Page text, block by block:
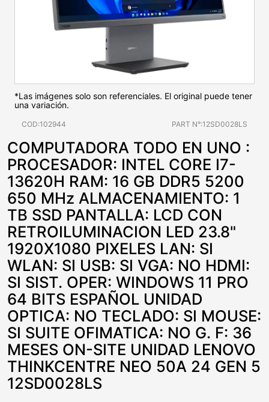
*Las imágenes solo son referenciales. El original puede tener
una variación.
COD:102944 PART N°:12SD0028LS
COMPUTADORA TODO EN UNO :
PROCESADOR: INTEL CORE I7-
13620H RAM: 16 GB DDR5 5200
650 MHz ALMACENAMIENTO: 1
TB SSD PANTALLA: LCD CON
RETROILUMINACION LED 23.8"
1920X1080 PIXELES LAN: SI
WLAN: SI USB: SI VGA: NO HDMI:
SI SIST. OPER: WINDOWS 11 PRO
64 BITS ESPAÑOL UNIDAD
OPTICA: NO TECLADO: SI MOUSE:
SI SUITE OFIMATICA: NO G. F: 36
MESES ON-SITE UNIDAD LENOVO
THINKCENTRE NEO 50A 24 GEN 5
12SD0028LS